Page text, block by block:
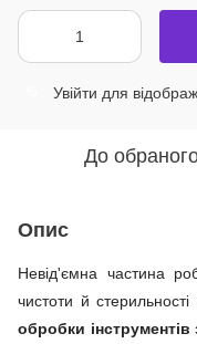
Увійти для
До
Опис
Невід'ємна частина
чистоти й стерильності
обробки